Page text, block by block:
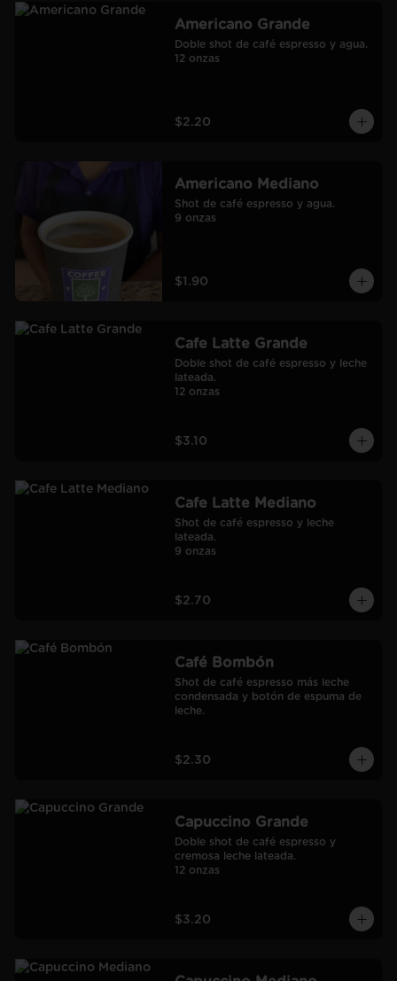
Americano Grande
Doble shot de café espresso y agua.
12 onzas
$2.20
Americano Mediano
Shot de café espresso y agua.
9 onzas
$1.90
Cafe Latte Grande
Doble shot de café espresso y leche
lateada.
12 onzas
$3.10
Cafe Latte Mediano
Shot de café espresso y leche
lateada.
9 onzas
$2.70
Café Bombón
Shot de café espresso más leche
condensada y botón de espuma de
leche.
$2.30
Capuccino Grande
Doble shot de café espresso y
cremosa leche lateada.
12 onzas
$3.20